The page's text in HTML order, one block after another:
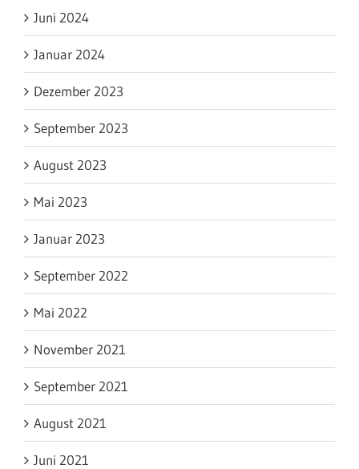
Juni 2024
Januar 2024
Dezember 2023
September 2023
August 2023
Mai 2023
Januar 2023
September 2022
Mai 2022
November 2021
September 2021
August 2021
Juni 2021